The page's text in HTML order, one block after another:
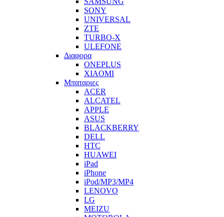
SONY
UNIVERSAL
ZTE
TURBO-X
ULEFONE
Διαφορα
ONEPLUS
XIAOMI
Μπαταριες
ACER
ALCATEL
APPLE
ASUS
BLACKBERRY
DELL
HTC
HUAWEI
iPad
iPhone
iPod/MP3/MP4
LENOVO
LG
MEIZU